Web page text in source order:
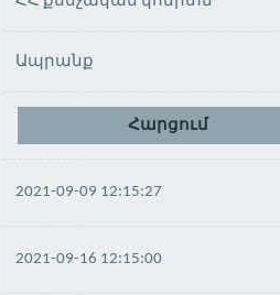
Ապրանք
Հարցում
2021-09-09 12:15:27
2021-09-16 12:15:00